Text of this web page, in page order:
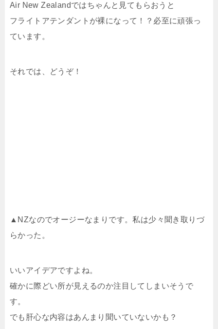
Air New Zealandではちゃんと見てもらおうと
フライトアテンダントが裸になって！？必至に頑張っ
ています。
それでは、どうぞ！
▲NZなのでオージーなまりです。私は少々聞き取りづ
らかった。
いいアイデアですよね。
確かに際どい所が見えるのか注目してしまいそうで
す。
でも肝心な内容はあんまり聞いていないかも？